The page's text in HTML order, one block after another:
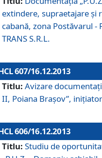
extindere, supraetajare şi
cabană, zona Postăvarul -
TRANS S.R.L.
607/16.12.2013
Titlu: Avizare
II, Poiana Braşov”,
606/16.12.2013
Titlu: Studiu de